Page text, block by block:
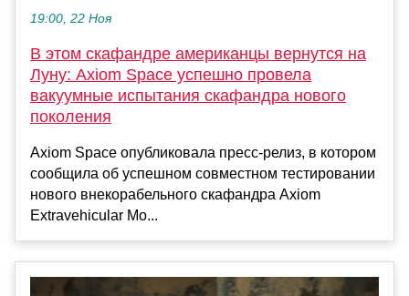
19:00, 22 Ноя
В этом скафандре американцы вернутся на
Луну: Axiom Space успешно провела
вакуумные испытания скафандра нового
поколения
Axiom Space опубликовала пресс-релиз, в котором
сообщила об успешном совместном тестировании
нового внекорабельного скафандра Axiom
Extravehicular Mo...